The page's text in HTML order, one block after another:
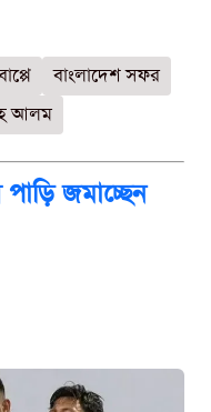
বাংলাদেশ সফর
আলম
জমাচ্ছেন